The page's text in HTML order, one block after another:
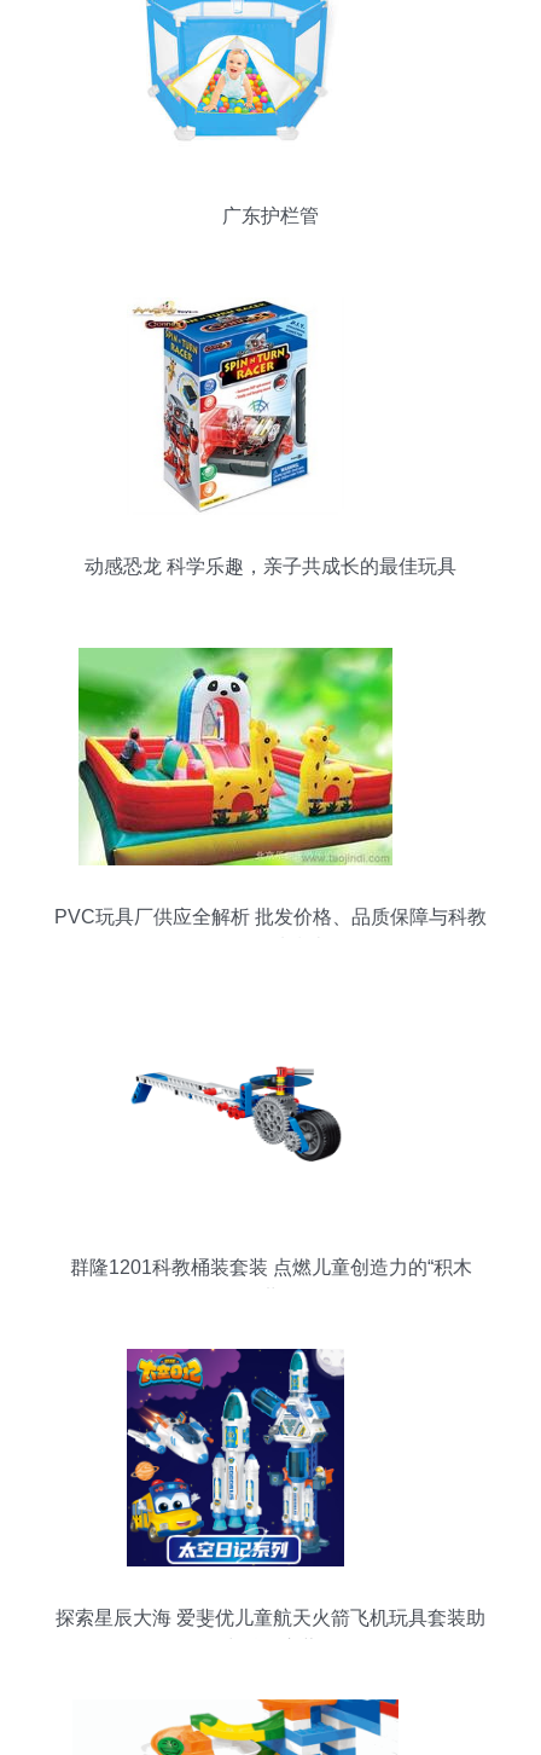
广东护栏管
动感恐龙 科学乐趣，亲子共成长的最佳玩具
PVC玩具厂供应全解析 批发价格、品质保障与科教
群隆1201科教桶装套装 点燃儿童创造力的“积木
探索星辰大海 爱斐优儿童航天火箭飞机玩具套装助